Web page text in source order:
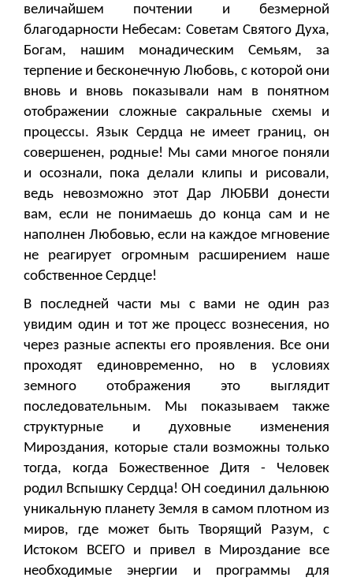
величайшем почтении и безмерной
благодарности Небесам: Советам Святого Духа,
Богам, нашим монадическим Семьям, за
терпение и бесконечную Любовь, с которой они
вновь и вновь показывали нам в понятном
отображении сложные сакральные схемы и
процессы. Язык Сердца не имеет границ, он
совершенен, родные! Мы сами многое поняли
и осознали, пока делали клипы и рисовали,
ведь невозможно этот Дар ЛЮБВИ донести
вам, если не понимаешь до конца сам и не
наполнен Любовью, если на каждое мгновение
не реагирует огромным расширением наше
собственное Сердце!
В последней части мы с вами не один раз
увидим один и тот же процесс вознесения, но
через разные аспекты его проявления. Все они
проходят единовременно, но в условиях
земного отображения это выглядит
последовательным. Мы показываем также
структурные и духовные изменения
Мироздания, которые стали возможны только
тогда, когда Божественное Дитя - Человек
родил Вспышку Сердца! ОН соединил дальнюю
уникальную планету Земля в самом плотном из
миров, где может быть Творящий Разум, с
Истоком ВСЕГО и привел в Мироздание все
необходимые энергии и программы для